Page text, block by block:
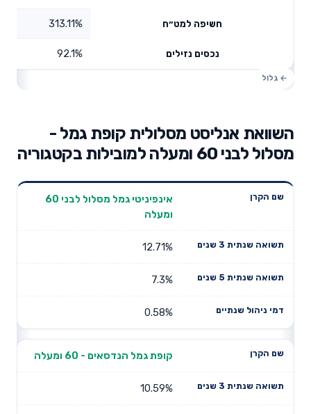
חשיפה למט״ח 313.11%
נכסים נזילים 92.1%
השוואת אנליסט מסלולית קופת גמל -
מסלול לבני 60 ומעלה למובילות בקטגוריה
שנתית 3
תשואה
דמי ניהול
אינפיניטי גמל מסלול לבני 60
ומעלה
12.71%
7.3%
0.58%
קופת גמל הנדסאים - 60 ומעלה
10.59%